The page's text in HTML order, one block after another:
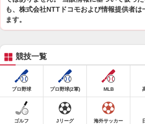
も、株式会社NTTドコモおよび情報提供者
ます。
競技一覧
プロ野球 プロ野球(2軍) MLB
ゴルフ Jリーグ 海外サッカー